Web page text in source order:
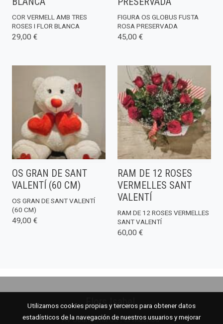
COR VERMELL AMB TRES
ROSES I FLOR BLANCA
29,00 €
FIGURA OS GLOBUS FUSTA
ROSA PRESERVADA
45,00 €
OS GRAN DE SANT
VALENTÍ (60 CM)
OS GRAN DE SANT VALENTÍ
(60 CM)
49,00 €
RAM DE 12 ROSES
VERMELLES SANT
VALENTÍ
RAM DE 12 ROSES VERMELLES
SANT VALENTÍ
60,00 €
Flors Isabel
Av Joan XXIII 66 , El Masnou
Utilizamos cookies propias y terceros para obtener datos
estadísticos de la navegación de nuestros usuarios y mejorar